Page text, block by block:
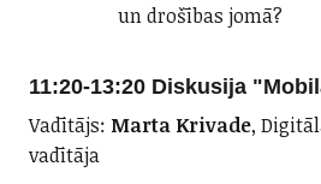
un drošības jomā?
11:20-13:20 Diskusija
Vadītājs: Marta Krivade,
vadītāja